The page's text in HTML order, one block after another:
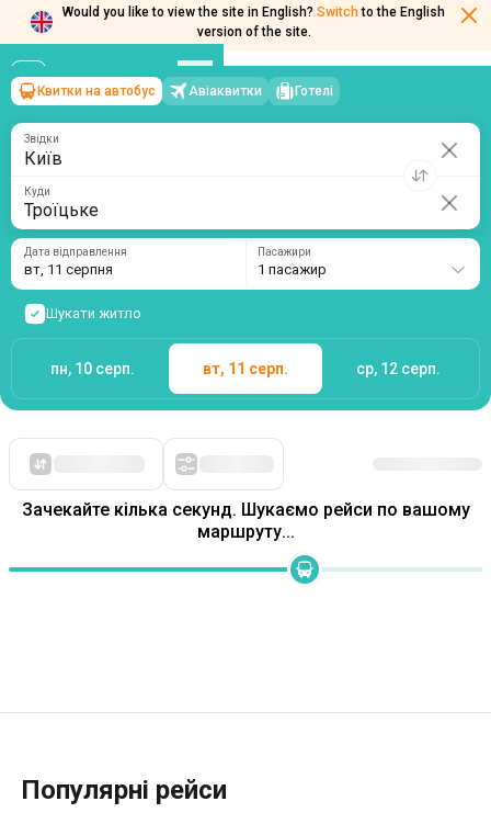
Would you like to view the site in English? Switch to the English
version of the site.
Київ
Квитки на автобус Авіаквитки Готелі
Куди
Дата відправлення
вт, 11 серпня
Шукати житло
Зачекайте кілька секунд. Шукаємо рейси по вашому
маршруту...
Популярні рейси